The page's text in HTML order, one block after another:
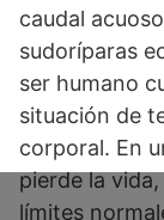
caudal
sudoríparas
ser humano
situación de
corporal. En
pierde la
límites